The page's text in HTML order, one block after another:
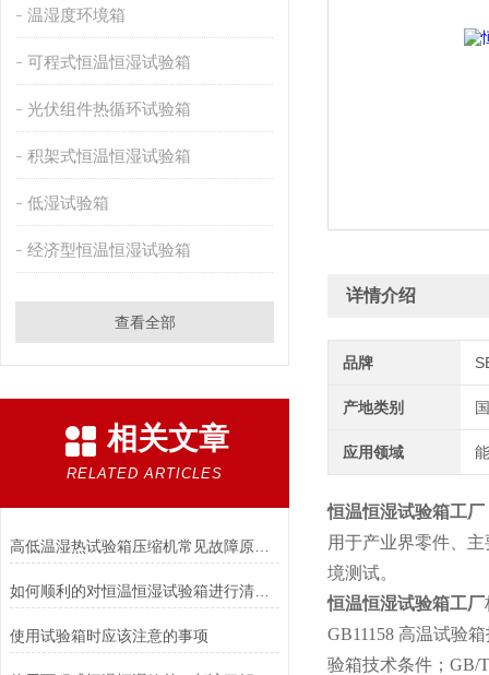
温湿度环境箱
可程式恒温恒湿试验箱
光伏组件热循环试验箱
积架式恒温恒湿试验箱
低湿试验箱
经济型恒温恒湿试验箱
查看全部
相关文章
RELATED ARTICLES
高低温湿热试验箱压缩机常见故障原因与操作
如何顺利的对恒温恒湿试验箱进行清洁维护？
使用试验箱时应该注意的事项
详情介绍
品牌
产地类别
应用领域
恒温恒湿试验箱工厂
用于产业界零件、
境测试。
恒温恒湿试验箱工厂
GB11158 高温试验
验箱技术条件；GB/